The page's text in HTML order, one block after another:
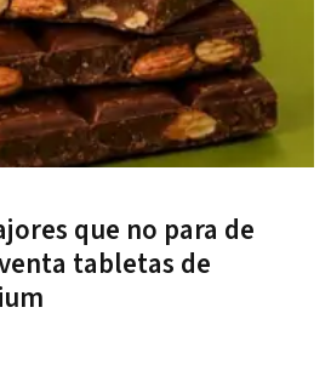
que no para de
tabletas de